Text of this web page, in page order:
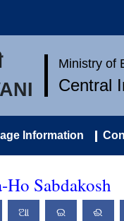
Ministry of
Central
Information
Ho Sabdakosh
ଆ ଇ ଈ